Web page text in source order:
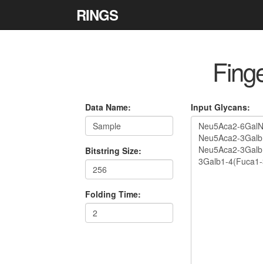
RINGS
Data Name:
Bitstring Size:
Folding Time:
Input Glycans: